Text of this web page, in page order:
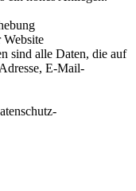
Website
sind alle Daten, die auf
E-Mail-